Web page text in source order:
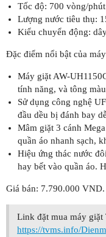
Tốc độ: 700 vòng/phút
Lượng nước tiêu thụ:
Kiểu chuyển động:
Đặc điểm nổi bật của
Máy giặt AW-
tính năng, và tông
Sử dụng công nghệ
đầu dều bị đánh bay
Mâm giặt 3 cánh
quần áo nhanh sạch,
Hiệu ứng thác nước
hay bết vào quần áo.
Giá bán: 7.790.000 VND.
Link đặt mua máy giặt
https://tvms.info/